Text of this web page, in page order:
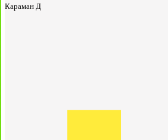
Караман Д